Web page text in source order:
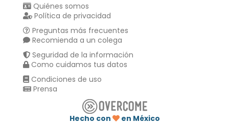
Quiénes somos
Política de privacidad
Preguntas más frecuentes
Recomienda a un colega
Seguridad de la información
Como cuidamos tus datos
Condiciones de uso
Prensa
Hecho con en México